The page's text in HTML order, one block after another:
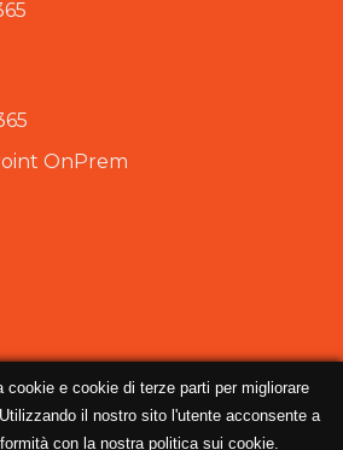
OnPrem
cookie e cookie di terze parti per migliorare
il nostro sito l'utente acconsente a
con la nostra politica sui cookie.